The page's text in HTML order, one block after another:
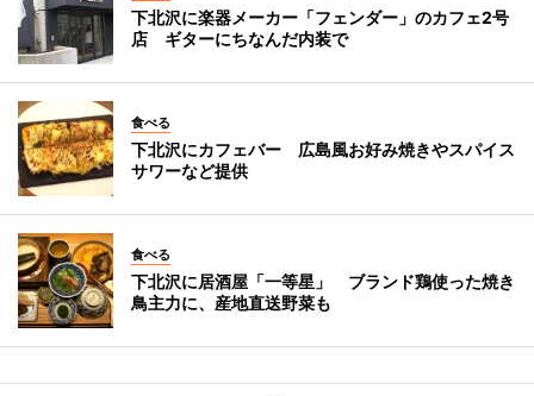
下北沢に楽器メーカー「フェンダー」のカフェ2号
店 ギターにちなんだ内装で
食べる
下北沢にカフェバー 広島風お好み焼きやスパイス
サワーなど提供
食べる
下北沢に居酒屋「一等星」 ブランド鶏使った焼き
鳥主力に、産地直送野菜も